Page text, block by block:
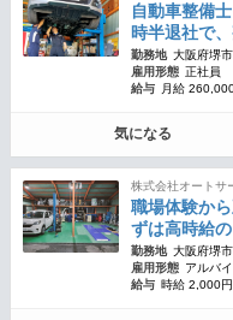
自動車整備
時半退社で
勤務地 大阪府堺市
雇用形態 正社員
給与
月給
気になる
株式会社オートサ
職場体験か
ずは高時給
勤務地 大阪府堺市
雇用形態 アルバ
給与 時給 2,000円